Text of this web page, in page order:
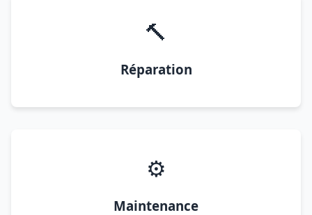
🔨
Réparation
⚙️
Maintenance